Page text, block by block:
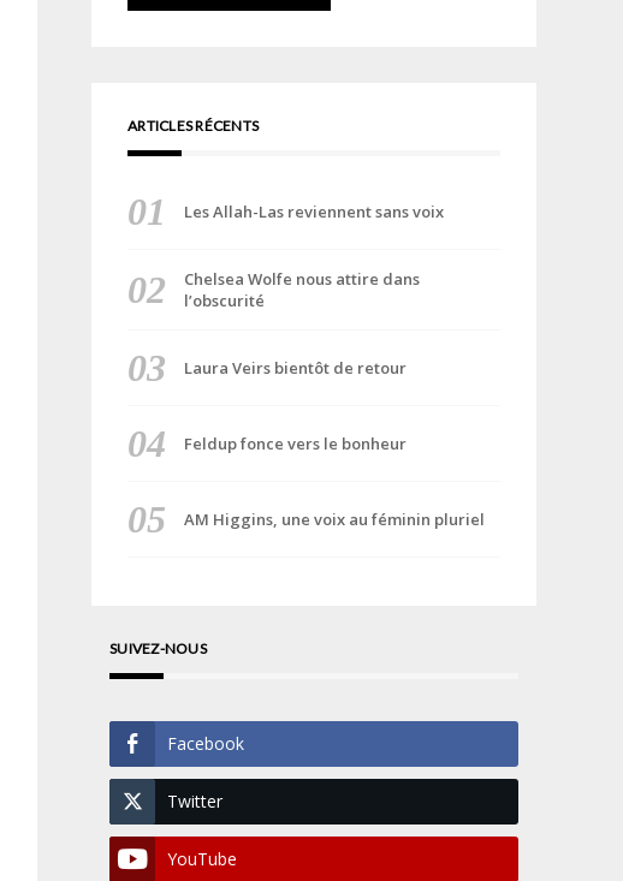
ARTICLES RÉCENTS
Les Allah-Las reviennent sans voix
Chelsea Wolfe nous attire dans
l’obscurité
Laura Veirs bientôt de retour
Feldup fonce vers le bonheur
AM Higgins, une voix au féminin pluriel
SUIVEZ-NOUS
Facebook
Twitter
YouTube